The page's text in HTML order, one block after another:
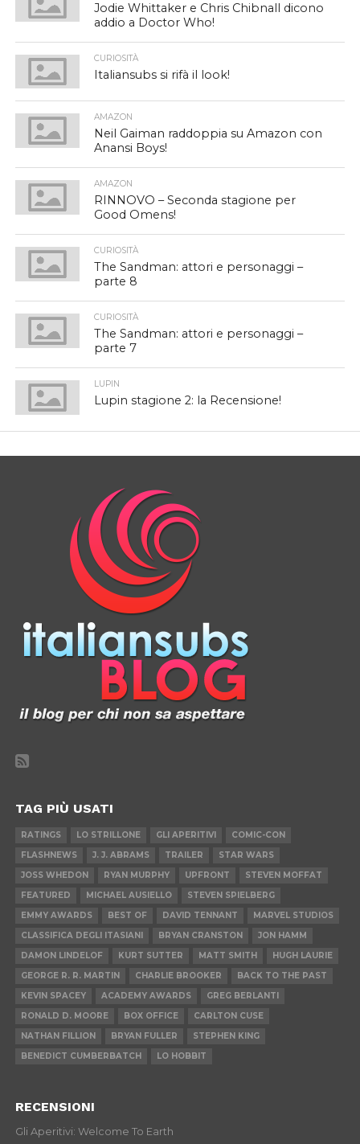
Jodie Whittaker e Chris Chibnall dicono
addio a Doctor Who!
CURIOSITÀ
Italiansubs si rifà il look!
AMAZON
Neil Gaiman raddoppia su Amazon con
Anansi Boys!
AMAZON
RINNOVO – Seconda stagione per
Good Omens!
CURIOSITÀ
The Sandman: attori e personaggi –
parte 8
CURIOSITÀ
The Sandman: attori e personaggi –
parte 7
LUPIN
Lupin stagione 2: la Recensione!
TAG PIÙ USATI
RATINGS LO STRILLONE GLI APERITIVI
COMIC-CON
FLASHNEWS
J. J. ABRAMS TRAILER
STAR WARS
JOSS WHEDON
RYAN MURPHY UPFRONT
STEVEN MOFFAT
FEATURED
MICHAEL AUSIELLO
STEVEN SPIELBERG
EMMY AWARDS
BEST OF DAVID TENNANT
MARVEL STUDIOS
CLASSIFICA DEGLI ITASIANI
BRYAN CRANSTON
JON HAMM
DAMON LINDELOF
KURT SUTTER MATT SMITH
HUGH LAURIE
GEORGE R. R. MARTIN
CHARLIE BROOKER
BACK TO THE PAST
KEVIN SPACEY
ACADEMY AWARDS
GREG BERLANTI
RONALD D. MOORE
BOX OFFICE
CARLTON CUSE
NATHAN FILLION
BRYAN FULLER
STEPHEN KING
BENEDICT CUMBERBATCH
LO HOBBIT
RECENSIONI
Gli Aperitivi: Welcome To Earth